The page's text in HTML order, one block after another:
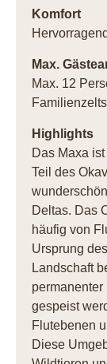
Komfort
Max.
Max. 12
Familienzelts
Highlights
Das Maxa
Teil des
Deltas. Das
häufig von
Ursprung
Landschaft
gespeist
Flutebenen
Diese